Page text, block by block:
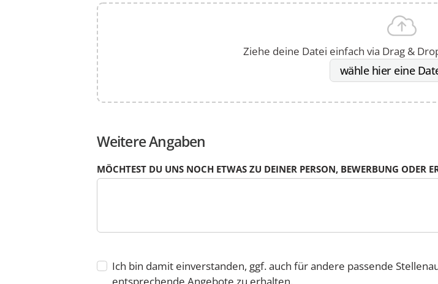
Stunde
dazu
angeben.
Ziehe deine Datei einfach via Drag &
wähle hier eine
Weitere Angaben
MÖCHTEST DU UNS NOCH ETWAS ZU DEINER PERSON, BEWERBUNG ODER
Ich bin damit einverstanden, ggf. auch für andere passende